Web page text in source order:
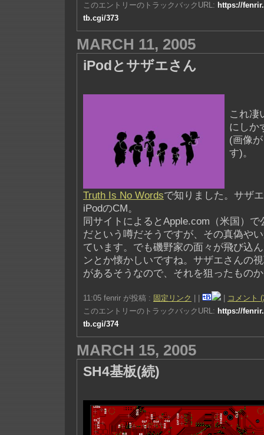
このエントリーのトラックバックURL: https://
tb.cgi/373
MARCH 11, 2005
iPodとサザエさん
これ凄
にしか
(画像
す)。
Truth Is No Wordsで知りました。サザ
iPodのCM。
同サイトによるとApple.com（米国）
だという噂だそうですが、その真偽や
ています。でも磯野家の面々が飛び込
ンとか懐かしいですね。サザエさんの
があるそうなので、それを狙ったもの
11:05 fenrir が投稿 : 固定リンク
コメント
このエントリーのトラックバックURL: https://
tb.cgi/374
MARCH 15, 2005
SH4基板(続)